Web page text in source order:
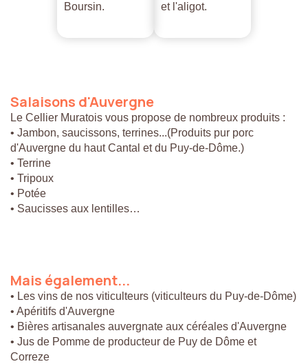
Boursin.
et l'aligot.
Salaisons d'Auvergne
Le Cellier Muratois vous propose de nombreux produits :
• Jambon, saucissons, terrines...(Produits pur porc
d'Auvergne du haut Cantal et du Puy-de-Dôme.)
• Terrine
• Tripoux
• Potée
• Saucisses aux lentilles…
Mais également...
• Les vins de nos viticulteurs (viticulteurs du Puy-de-Dôme)
• Apéritifs d'Auvergne
• Bières artisanales auvergnate aux céréales d'Auvergne
• Jus de Pomme de producteur de Puy de Dôme et
Correze